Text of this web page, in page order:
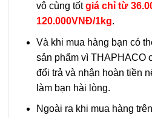
vô cùng tốtgiá chỉ từ
120.000VNĐ/1kg.
Và khi mua hàng bạn có
sản phẩm vì THAPHACO
đổi trả và nhận hoàn tiền
làm bạn hài lòng.
Ngoài ra khi mua hàng